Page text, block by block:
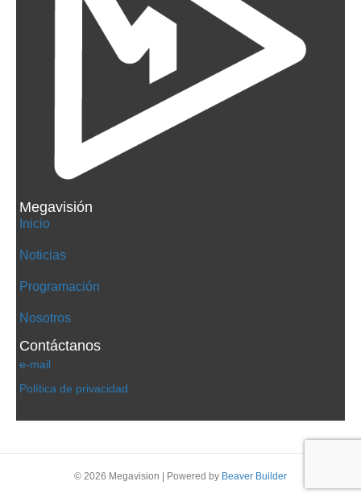
Megavisión
Inicio
Noticias
Programación
Nosotros
Contáctanos
e-mail
Política de privacidad
© 2026 Megavision Powered by Beaver Builder